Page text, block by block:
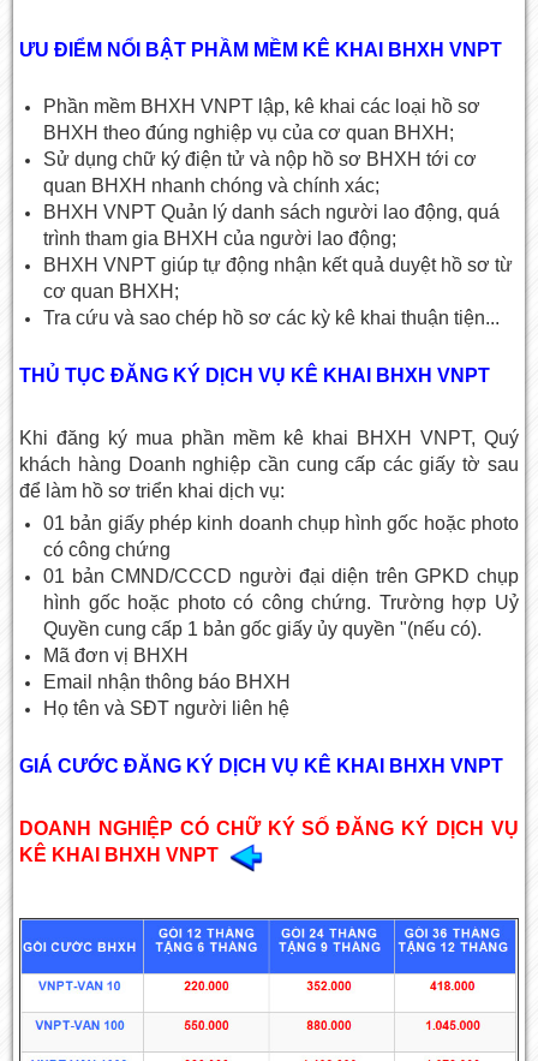
ƯU ĐIỂM NỔI BẬT PHẦM MỀM KÊ KHAI BHXH VNPT
Phần mềm BHXH VNPT lập, kê khai các loại hồ sơ
BHXH theo đúng nghiệp vụ của cơ quan BHXH;
Sử dụng chữ ký điện tử và nộp hồ sơ BHXH tới cơ
quan BHXH nhanh chóng và chính xác;
BHXH VNPT Quản lý danh sách người lao động, quá
trình tham gia BHXH của người lao động;
BHXH VNPT giúp tự động nhận kết quả duyệt hồ sơ từ
cơ quan BHXH;
Tra cứu và sao chép hồ sơ các kỳ kê khai thuận tiện...
THỦ TỤC ĐĂNG KÝ DỊCH VỤ KÊ KHAI BHXH VNPT
Khi đăng ký mua phần mềm kê khai BHXH VNPT, Quý
khách hàng Doanh nghiệp cần cung cấp các giấy tờ sau
để làm hồ sơ triển khai dịch vụ:
01 bản giấy phép kinh doanh chụp hình gốc hoặc photo
có công chứng
01 bản CMND/CCCD người đại diện trên GPKD chụp
hình gốc hoặc photo có công chứng. Trường hợp Uỷ
Quyền cung cấp 1 bản gốc giấy ủy quyền "(nếu có).
Mã đơn vị BHXH
Email nhận thông báo BHXH
Họ tên và SĐT người liên hệ
GIÁ CƯỚC ĐĂNG KÝ DỊCH VỤ KÊ KHAI BHXH VNPT
DOANH NGHIỆP CÓ CHỮ KÝ SỐ ĐĂNG KÝ DỊCH VỤ
KÊ KHAI BHXH VNPT